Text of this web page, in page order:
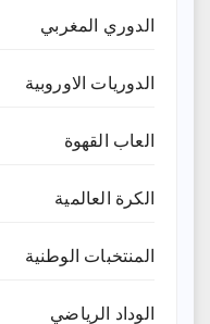
الدوري المغربي
الدوريات الاوروبية
العاب القهوة
الكرة العالمية
المنتخبات الوطنية
الوداد الرياضي